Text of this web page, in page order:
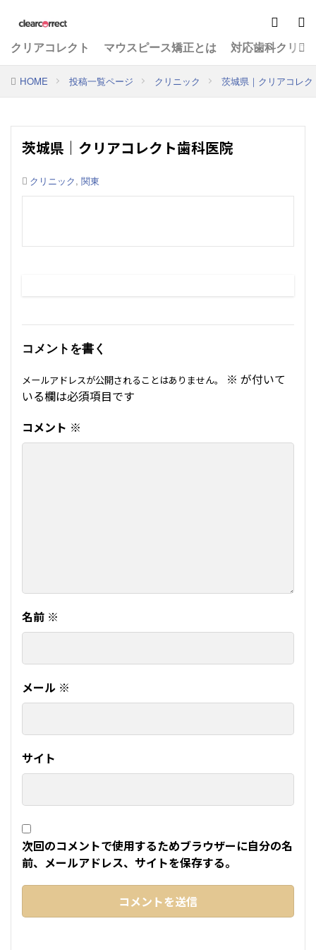
クリアコレクト マウスピース矯正とは 対応歯科クリニ
HOME 投稿一覧ページ クリニック 茨城県｜クリアコレ
茨城県｜クリアコレクト歯科医院
クリニック, 関東
コメントを書く
メールアドレスが公開されることはありません。 ※ が付いて
いる欄は必須項目です
コメント ※
名前 ※
メール ※
サイト
次回のコメントで使用するためブラウザーに自分の名
前、メールアドレス、サイトを保存する。